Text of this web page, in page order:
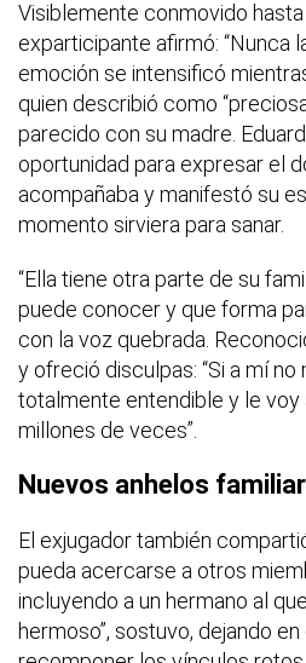
Visiblemente conmovido hasta
exparticipante afirmó: “Nunca
emoción se intensificó
quien describió como
parecido con su madre.
oportunidad para expresar el
acompañaba y manifestó su
momento sirviera para sanar.
“Ella tiene otra parte de su
puede conocer y que forma
con la voz quebrada.
y ofreció disculpas: “Si a mí
totalmente entendible y le voy
millones de veces”.
Nuevos anhelos
El exjugador también
pueda acercarse a otros
incluyendo a un hermano al
hermoso”, sostuvo, dejando